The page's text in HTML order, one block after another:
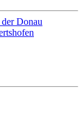
Donau